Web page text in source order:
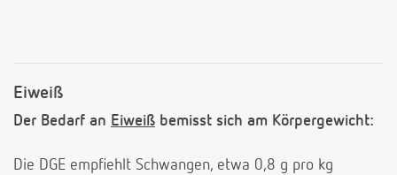
Eiweiß
Der Bedarf an Eiweiß bemisst sich am Körpergewicht:
Die DGE empfiehlt Schwangen, etwa 0,8 g pro kg